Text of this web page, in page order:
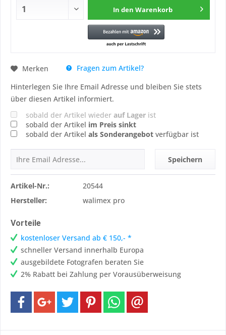
In den Warenkorb
Merken
Fragen zum Artikel?
Hinterlegen Sie Ihre Email Adresse und bleiben Sie stets
über diesen Artikel informiert.
sobald der Artikel wieder auf Lager ist
sobald der Artikel im Preis sinkt
sobald der Artikel als Sonderangebot verfügbar ist
Speichern
Artikel-Nr.:
20544
Hersteller:
walimex pro
Vorteile
kostenloser Versand ab € 150,- *
schneller Versand innerhalb Europa
ausgebildete Fotografen beraten Sie
2% Rabatt bei Zahlung per Vorausüberweisung